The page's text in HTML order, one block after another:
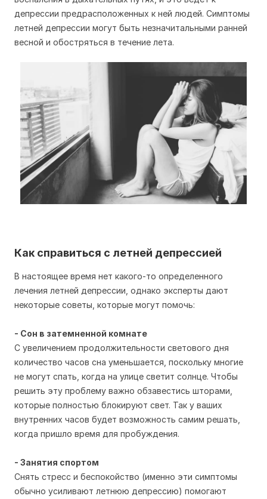
депрессии предрасположенных к ней людей. Симптомы
летней депрессии могут быть незначитальными ранней
весной и обостряться в течение лета.
Как справиться с летней депрессией
В настоящее время нет какого-то определенного
лечения летней депрессии, однако эксперты дают
некоторые советы, которые могут помочь:
- Сон в затемненной комнате
С увеличением продолжительности светового дня
количество часов сна уменьшается, поскольку многие
не могут спать, когда на улице светит солнце. Чтобы
решить эту проблему важно обзавестись шторами,
которые полностью блокируют свет. Так у ваших
внутренних часов будет возможность самим решать,
когда пришло время для пробуждения.
- Занятия спортом
Снять стресс и беспокойство (именно эти симптомы
обычно усиливают летнюю депрессию) помогают